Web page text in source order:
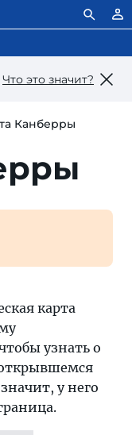
Что это значит?
Канберры
карта
узнать о
у него